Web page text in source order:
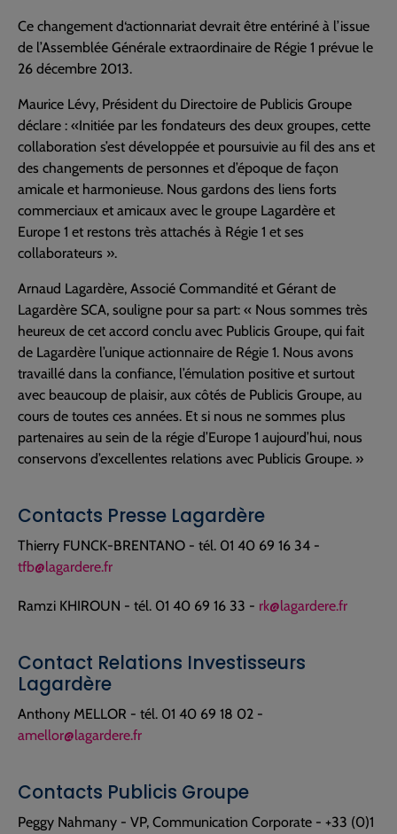
Ce changement d‘actionnariat devrait être entériné à l’issue
de l’Assemblée Générale extraordinaire de Régie 1 prévue le
26 décembre 2013.
Maurice Lévy, Président du Directoire de Publicis Groupe
déclare : «Initiée par les fondateurs des deux groupes, cette
collaboration s’est développée et poursuivie au fil des ans et
des changements de personnes et d’époque de façon
amicale et harmonieuse. Nous gardons des liens forts
commerciaux et amicaux avec le groupe Lagardère et
Europe 1 et restons très attachés à Régie 1 et ses
collaborateurs ».
Arnaud Lagardère, Associé Commandité et Gérant de
Lagardère SCA, souligne pour sa part: « Nous sommes très
heureux de cet accord conclu avec Publicis Groupe, qui fait
de Lagardère l’unique actionnaire de Régie 1. Nous avons
travaillé dans la confiance, l’émulation positive et surtout
avec beaucoup de plaisir, aux côtés de Publicis Groupe, au
cours de toutes ces années. Et si nous ne sommes plus
partenaires au sein de la régie d’Europe 1 aujourd’hui, nous
conservons d’excellentes relations avec Publicis Groupe. »
Contacts Presse Lagardère
Thierry FUNCK-BRENTANO - tél. 01 40 69 16 34 -
tfb@lagardere.fr
Ramzi KHIROUN - tél. 01 40 69 16 33 - rk@lagardere.fr
Contact Relations Investisseurs
Lagardère
Anthony MELLOR - tél. 01 40 69 18 02 -
amellor@lagardere.fr
Contacts Publicis Groupe
Peggy Nahmany - VP, Communication Corporate - +33 (0)1